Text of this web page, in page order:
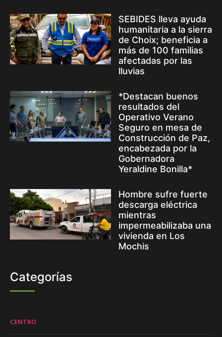
SEBIDES lleva ayuda
humanitaria a la sierra
de Choix; beneficia a
más de 100 familias
afectadas por las
lluvias
*Destacan buenos
resultados del
Operativo Verano
Seguro en mesa de
Construcción de Paz,
encabezada por la
Gobernadora
Yeraldine Bonilla*
Hombre sufre fuerte
descarga eléctrica
mientras
impermeabilizaba una
vivienda en Los
Mochis
Categorías
CENTRO